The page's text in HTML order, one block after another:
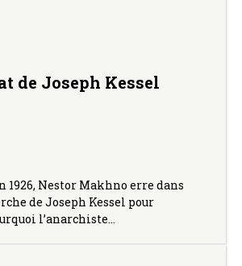
de Joseph Kessel
1926, Nestor Makhno erre dans
de Joseph Kessel pour
l’anarchiste…